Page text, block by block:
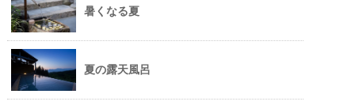
暑くなる夏
夏の露天風呂